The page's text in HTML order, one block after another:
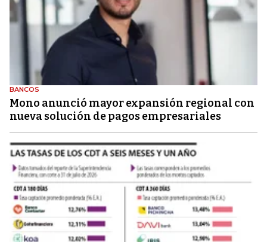
BANCOS
Mono anunció mayor expansión regional con
nueva solución de pagos empresariales